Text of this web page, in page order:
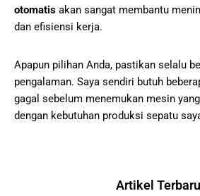
otomatis akan sangat membantu
dan efisiensi kerja.
Apapun pilihan Anda, pastikan selalu
pengalaman. Saya sendiri butuh
gagal sebelum menemukan mesin
dengan kebutuhan produksi sepatu
Artikel Terbaru